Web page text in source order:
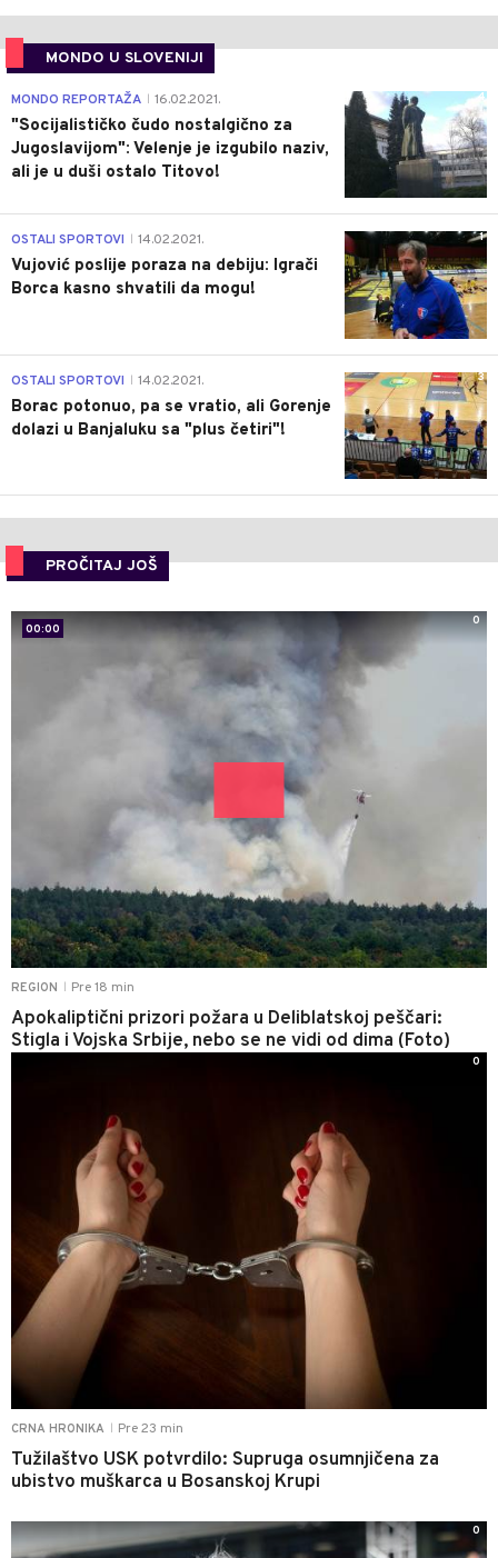
MONDO U SLOVENIJI
4
MONDO REPORTAŽA 16.02.2021.
"Socijalističko čudo nostalgično za
Jugoslavijom": Velenje je izgubilo naziv,
ali je u duši ostalo Titovo!
1
OSTALI SPORTOVI 14.02.2021.
Vujović poslije poraza na debiju: Igrači
Borca kasno shvatili da mogu!
3
OSTALI SPORTOVI 14.02.2021.
Borac potonuo, pa se vratio, ali Gorenje
dolazi u Banjaluku sa "plus četiri"!
PROČITAJ JOŠ
REGION Pre 18 min
Apokaliptični prizori požara u Deliblatskoj peščari:
Stigla i Vojska Srbije, nebo se ne vidi od dima (Foto)
00:00
0
CRNA HRONIKA Pre 23 min
Tužilaštvo USK potvrdilo: Supruga osumnjičena za
ubistvo muškarca u Bosanskoj Krupi
0
0